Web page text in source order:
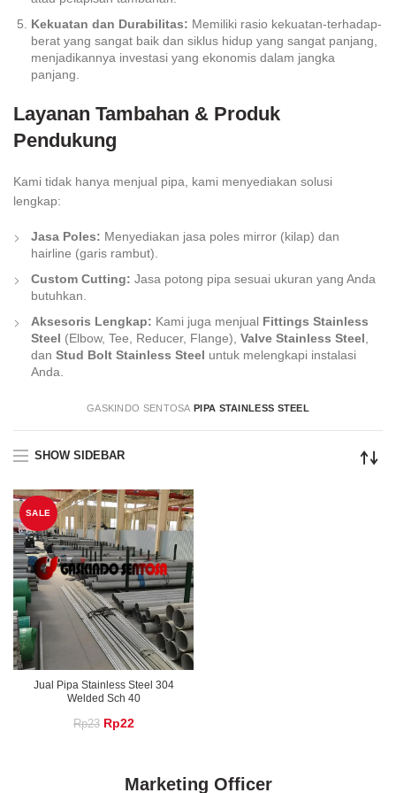
Kekuatan dan Durabilitas: Memiliki rasio kekuatan-terhadap-
berat yang sangat baik dan siklus hidup yang sangat panjang,
menjadikannya investasi yang ekonomis dalam jangka
panjang.
Layanan Tambahan & Produk
Pendukung
Kami tidak hanya menjual pipa, kami menyediakan solusi
lengkap:
Jasa Poles: Menyediakan jasa poles mirror (kilap) dan
hairline (garis rambut).
Custom Cutting: Jasa potong pipa sesuai ukuran yang Anda
butuhkan.
Aksesoris Lengkap: Kami juga menjual Fittings Stainless
Steel (Elbow, Tee, Reducer, Flange), Valve Stainless Steel
dan Stud Bolt Stainless Steel untuk melengkapi instalasi
Anda.
GASKINDO SENTOSA PIPA STAINLESS STEEL
SHOW SIDEBAR
SALE
Jual Pipa Stainless Steel 304
Welded Sch 40
Rp23 Original
was:
Rp22Current
is:
Marketing Officer